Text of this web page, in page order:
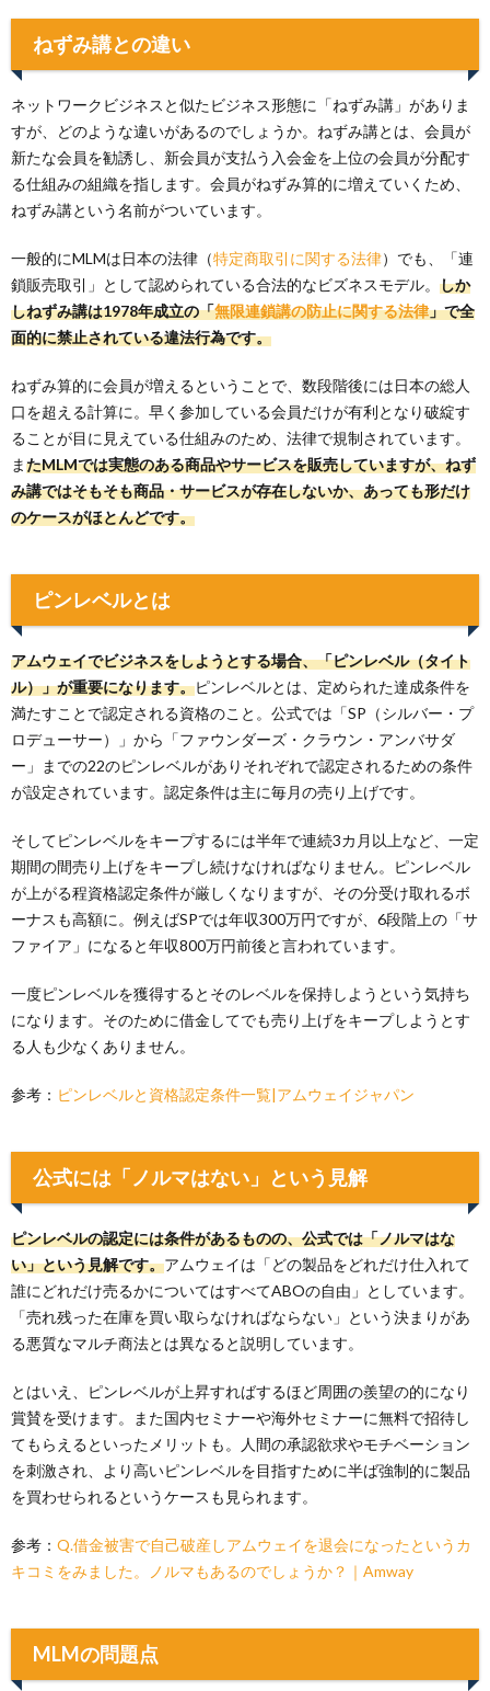
ねずみ講との違い
ネットワークビジネスと似たビジネス形態に「ねずみ講」がありま
すが、どのような違いがあるのでしょうか。ねずみ講とは、会員が
新たな会員を勧誘し、新会員が支払う入会金を上位の会員が分配す
る仕組みの組織を指します。会員がねずみ算的に増えていくため、
ねずみ講という名前がついています。
一般的にMLMは日本の法律（特定商取引に関する法律）でも、「連
鎖販売取引」として認められている合法的なビズネスモデル。 しか
しねずみ講は1978年成立の「無限連鎖講の防止に関する法律」で全
面的に禁止されている違法行為です。
ねずみ算的に会員が増えるということで、数段階後には日本の総人
口を超える計算に。早く参加している会員だけが有利となり破綻す
ることが目に見えている仕組みのため、法律で規制されています。
またMLMでは実態のある商品やサービスを販売していますが、ねず
み講ではそもそも商品・サービスが存在しないか、あっても形だけ
のケースがほとんどです。
ピンレベルとは
アムウェイでビジネスをしようとする場合、「ピンレベル（タイト
ル）」が重要になります。ピンレベルとは、定められた達成条件を
満たすことで認定される資格のこと。公式では「SP（シルバー・プ
ロデューサー）」から「ファウンダーズ・クラウン・アンバサダ
ー」までの22のピンレベルがありそれぞれで認定されるための条件
が設定されています。認定条件は主に毎月の売り上げです。
そしてピンレベルをキープするには半年で連続3カ月以上など、一定
期間の間売り上げをキープし続けなければなりません。ピンレベル
が上がる程資格認定条件が厳しくなりますが、その分受け取れるボ
ーナスも高額に。例えばSPでは年収300万円ですが、6段階上の「サ
ファイア」になると年収800万円前後と言われています。
一度ピンレベルを獲得するとそのレベルを保持しようという気持ち
になります。そのために借金してでも売り上げをキープしようとす
る人も少なくありません。
参考： ピンレベルと資格認定条件一覧|アムウェイジャパン
公式には「ノルマはない」という見解
ピンレベルの認定には条件があるものの、公式では「ノルマはな
い」という見解です。アムウェイは「どの製品をどれだけ仕入れて
誰にどれだけ売るかについてはすべてABOの自由」としています。
「売れ残った在庫を買い取らなければならない」という決まりがあ
る悪質なマルチ商法とは異なると説明しています。
とはいえ、ピンレベルが上昇すればするほど周囲の羨望の的になり
賞賛を受けます。また国内セミナーや海外セミナーに無料で招待し
てもらえるといったメリットも。人間の承認欲求やモチベーション
を刺激され、より高いピンレベルを目指すために半ば強制的に製品
を買わせられるというケースも見られます。
参考： Q.借金被害で自己破産しアムウェイを退会になったというカ
キコミをみました。ノルマもあるのでしょうか？｜Amway
MLMの問題点